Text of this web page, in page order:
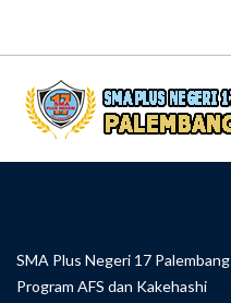
SMA Plus Negeri 17 Palembang
Program AFS dan Kakehashi